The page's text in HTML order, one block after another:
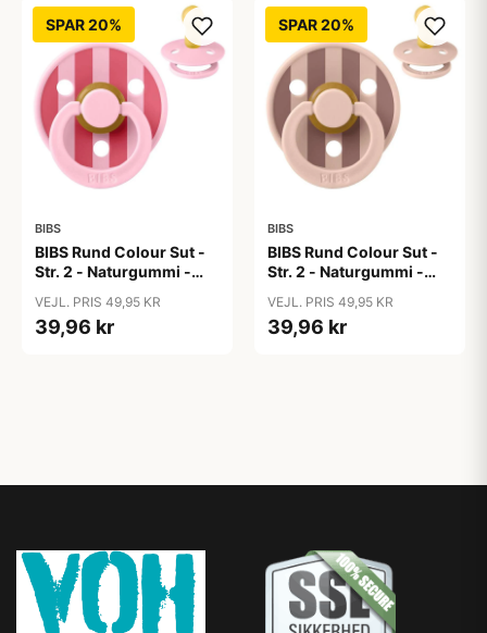
SPAR 20%
BIBS
BIBS Rund Colour Sut -
Str. 2 - Naturgummi -
Pink/Coral
VEJL. PRIS 49,95 KR
39,96 kr
SPAR 20%
BIBS
BIBS Rund Colour Sut -
Str. 2 - Naturgummi -
Blush/Woodchuck
VEJL. PRIS 49,95 KR
39,96 kr